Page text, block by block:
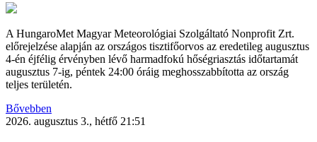
A HungaroMet Magyar Meteorológiai Szolgáltató Nonprofit Zrt.
előrejelzése alapján az országos tisztifőorvos az eredetileg augusztus
4-én éjfélig érvényben lévő harmadfokú hőségriasztás időtartamát
augusztus 7-ig, péntek 24:00 óráig meghosszabbította az ország
teljes területén.
Bővebben
2026. augusztus 3., hétfő 21:51